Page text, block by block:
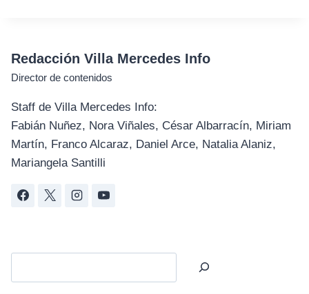
Redacción Villa Mercedes Info
Director de contenidos
Staff de Villa Mercedes Info:
Fabián Nuñez, Nora Viñales, César Albarracín, Miriam
Martín, Franco Alcaraz, Daniel Arce, Natalia Alaniz,
Mariangela Santilli